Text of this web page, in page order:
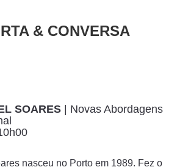
& CONVERSA
SOARES | Novas Abordagens
nasceu no Porto em 1989. Fez o